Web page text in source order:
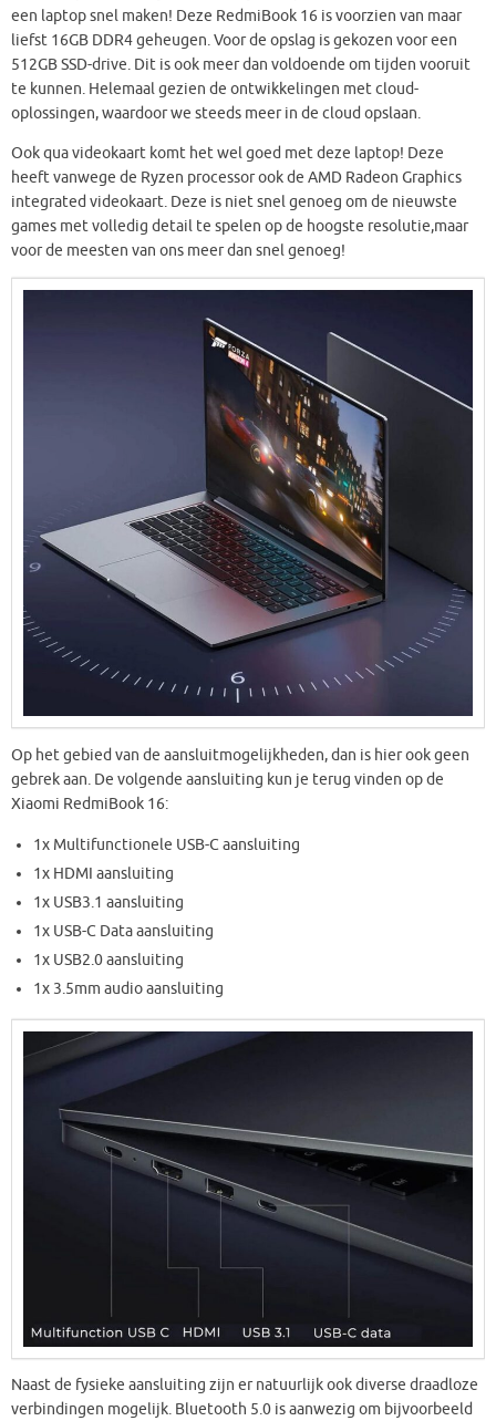
een laptop snel maken! Deze RedmiBook 16 is voorzien van maar
liefst 16GB DDR4 geheugen. Voor de opslag is gekozen voor een
512GB SSD-drive. Dit is ook meer dan voldoende om tijden vooruit
te kunnen. Helemaal gezien de ontwikkelingen met cloud-
oplossingen, waardoor we steeds meer in de cloud opslaan.
Ook qua videokaart komt het wel goed met deze laptop! Deze
heeft vanwege de Ryzen processor ook de AMD Radeon Graphics
integrated videokaart. Deze is niet snel genoeg om de nieuwste
games met volledig detail te spelen op de hoogste resolutie,maar
voor de meesten van ons meer dan snel genoeg!
Op het gebied van de aansluitmogelijkheden, dan is hier ook geen
gebrek aan. De volgende aansluiting kun je terug vinden op de
Xiaomi RedmiBook 16:
1x Multifunctionele USB-C aansluiting
1x HDMI aansluiting
1x USB3.1 aansluiting
1x USB-C Data aansluiting
1x USB2.0 aansluiting
1x 3.5mm audio aansluiting
Naast de fysieke aansluiting zijn er natuurlijk ook diverse draadloze
verbindingen mogelijk. Bluetooth 5.0 is aanwezig om bijvoorbeeld